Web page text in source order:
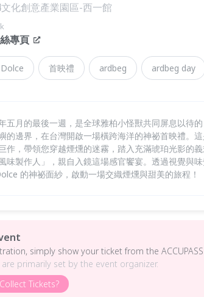
化創意產業園區-西一館
專頁
首映禮 ardbeg ardbeg day
五月的最後一週，是全球雅柏小怪獸共同屏息以待
的邊界，在台灣開啟一場橫跨海洋的神祕首映禮。
作，帶領您穿越煙燻的迷霧，踏入充滿琥珀光影的
味製作人」，親自入鏡這場感官饗宴。透過視覺與
的神祕面紗，啟動一場交織煙燻與甜美的旅程！
simply show your ticket from the
are primarily set by the event organizer.
Tickets?